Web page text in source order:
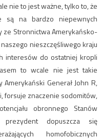
nie to jest ważne, tylko to, że
są na bardzo niepewnych
ze Stronnictwa Amerykańsko-
nieszczęśliwego kraju
interesów do ostatniej kropli
to wcale nie jest takie
Generał John R,
forsuje znaczenie sodomitów,
obronnego Stanów
dopuszcza się
homofobicznych